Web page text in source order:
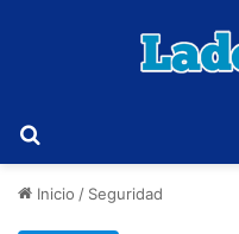
Inicio / Seguridad